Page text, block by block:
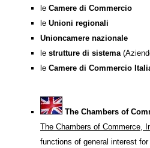
le Camere di Commercio
le Unioni regionali
Unioncamere nazionale
le strutture di sistema
le Camere di Commercio
The Chambers of
The Chambers of Commerce,
functions of general interest